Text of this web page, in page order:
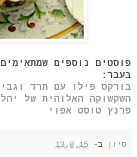
פוסטים נוספים
בעבר:
בורקס פילו עם תרד
השקשוקה האלוהית של
פרנץ טוסט אפוי
סיון ב- 13.8.15